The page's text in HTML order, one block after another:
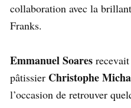
collaboration avec la
Franks.
Emmanuel Soares
pâtissier Christophe
l’occasion de retrouver